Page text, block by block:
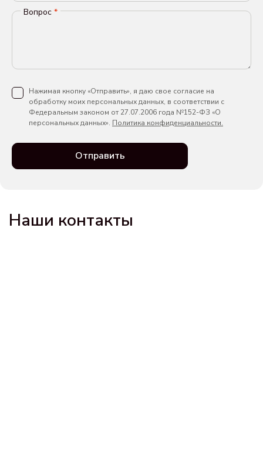
Вопрос *
Нажимая кнопку «Отправить», я даю свое согласие на
обработку моих персональных данных, в соответствии с
Федеральным законом от 27.07.2006 года №152-ФЗ «О
персональных данных». Политика конфиденциальности.
Отправить
Наши контакты